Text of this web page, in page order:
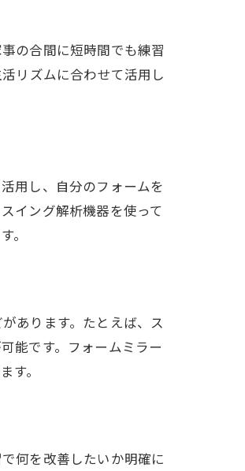
の合間に短時間でも練習
リズムに合わせて活用し
用し、自分のフォームを
イング解析機器を使って
。
あります。たとえば、ス
能です。フォームミラー
す。
何を改善したいか明確に